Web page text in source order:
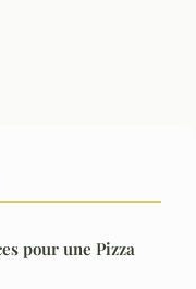
pour une Pizza